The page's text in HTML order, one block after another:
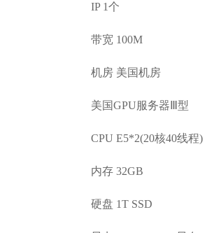
IP 1个
带宽 100M
机房 美国机房
美国GPU服务器Ⅲ型
CPU E5*2(20核40线程)
内存 32GB
硬盘 1T SSD